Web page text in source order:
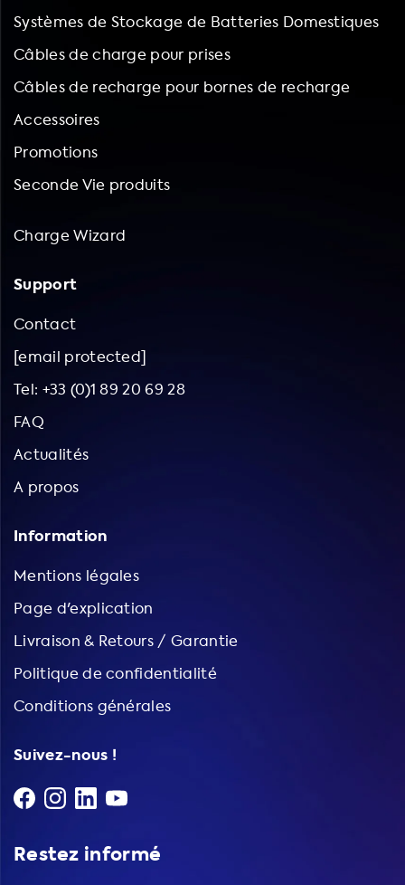
Systèmes de Stockage de Batteries Domestiques
Câbles de charge pour prises
Câbles de recharge pour bornes de recharge
Accessoires
Promotions
Seconde Vie produits
Charge Wizard
Support
Contact
[email protected]
Tel: +33 (0)1 89 20 69 28
FAQ
Actualités
A propos
Information
Mentions légales
Page d'explication
Livraison & Retours / Garantie
Politique de confidentialité
Conditions générales
Suivez-nous !
Restez informé